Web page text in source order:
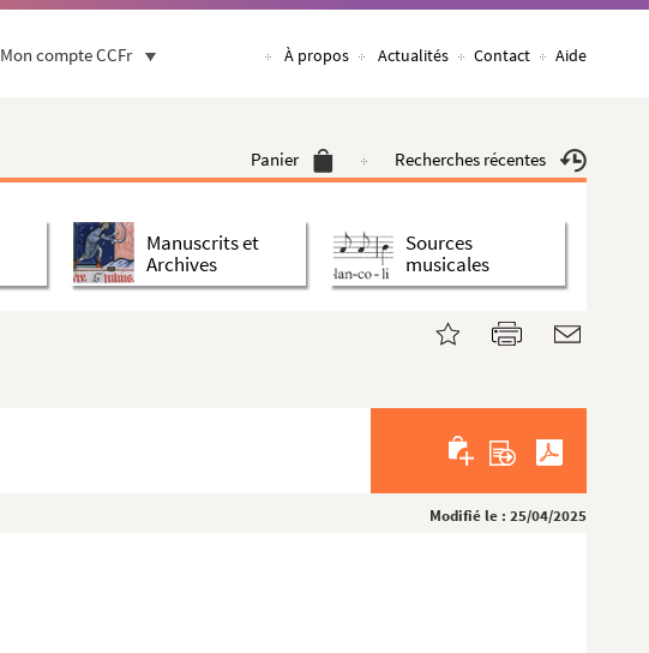
Mon compte CCFr À propos Actualités Contact Aide
Panier Recherches récentes
Manuscrits et
Archives
Sources
musicales
Modifié le : 25/04/2025